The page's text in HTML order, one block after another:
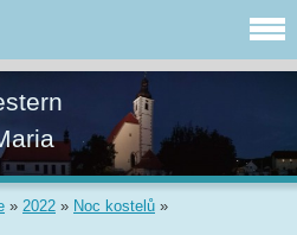
» 2022 » Noc kostelů »